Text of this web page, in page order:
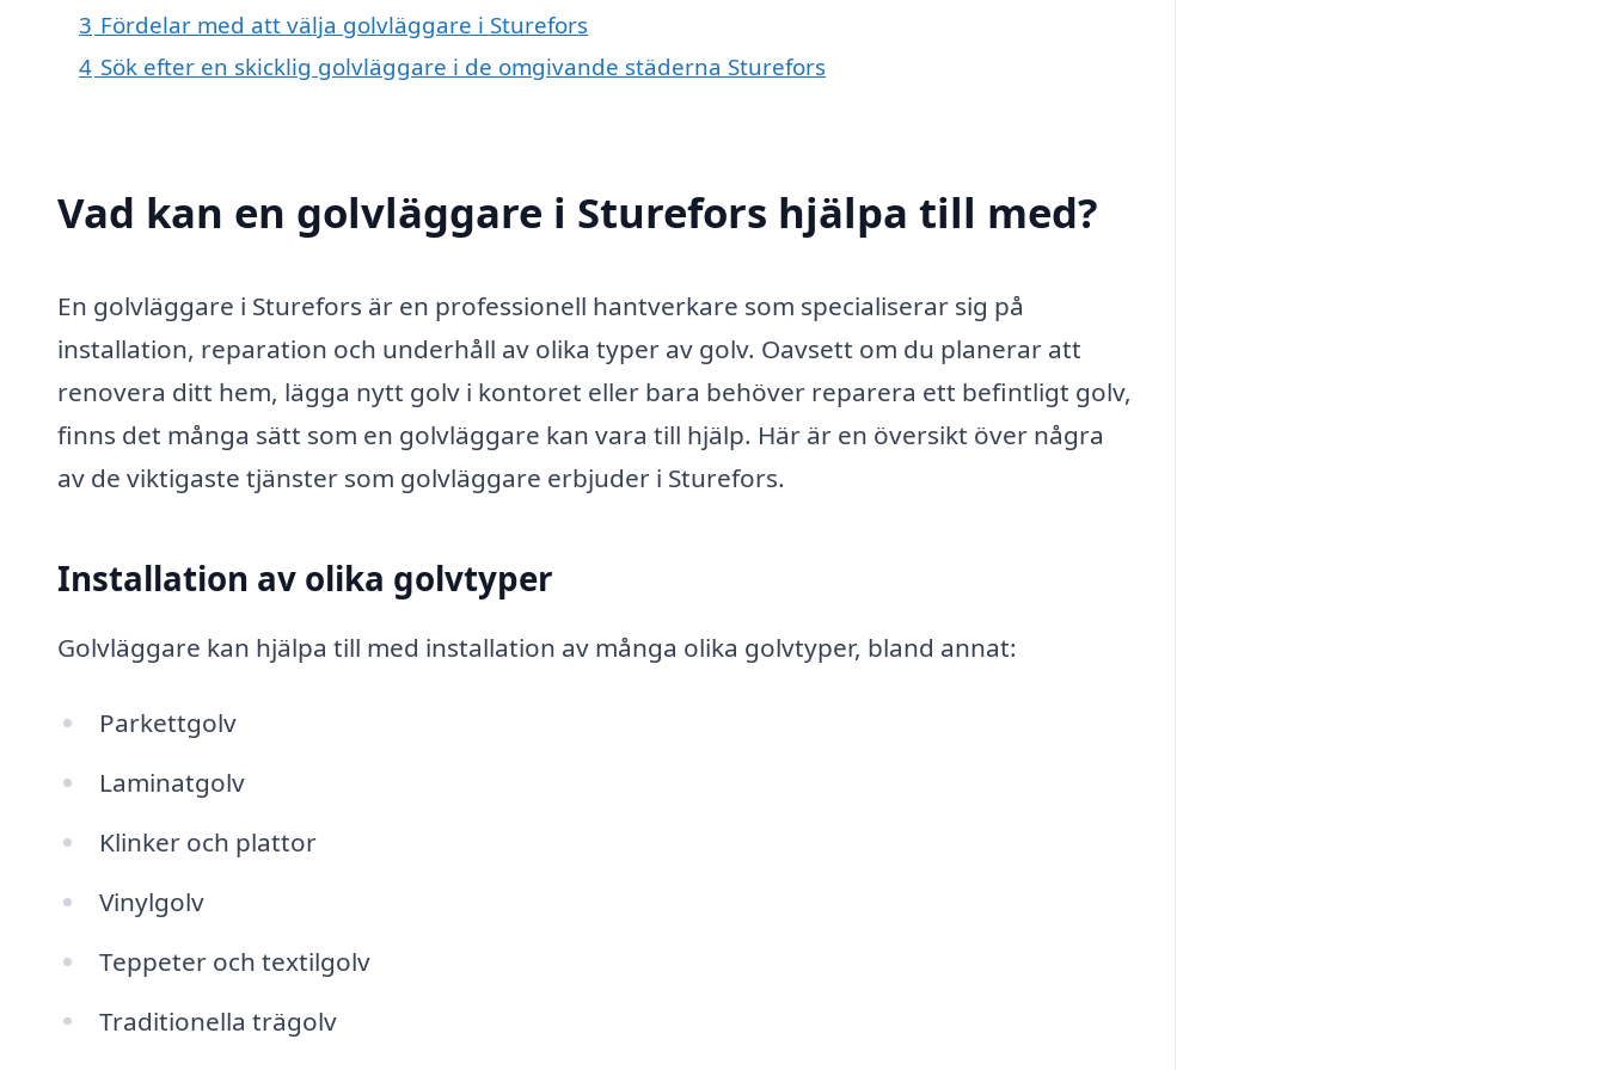
3 Fördelar med att välja golvläggare i Sturefors
4 Sök efter en skicklig golvläggare i de omgivande städerna Sturefors
Vad kan en golvläggare i Sturefors hjälpa till med?
En golvläggare i Sturefors är en professionell hantverkare som specialiserar sig på
installation, reparation och underhåll av olika typer av golv. Oavsett om du planerar att
renovera ditt hem, lägga nytt golv i kontoret eller bara behöver reparera ett befintligt golv,
finns det många sätt som en golvläggare kan vara till hjälp. Här är en översikt över några
av de viktigaste tjänster som golvläggare erbjuder i Sturefors.
Installation av olika golvtyper
Golvläggare kan hjälpa till med installation av många olika golvtyper, bland annat:
Parkettgolv
Laminatgolv
Klinker och plattor
Vinylgolv
Teppeter och textilgolv
Traditionella trägolv